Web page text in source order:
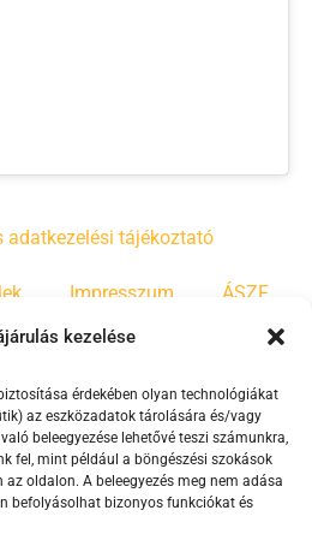
kezelése
érdekében olyan technológiákat
az eszközadatok tárolására és/vagy
beleegyezése lehetővé teszi számunkra,
fel, mint például a böngészési szokások
oldalon. A beleegyezés meg nem adása
befolyásolhat bizonyos funkciókat és
adatkezelési tájékoztató
Impresszum ÁSZF
Moderálási szabályzat